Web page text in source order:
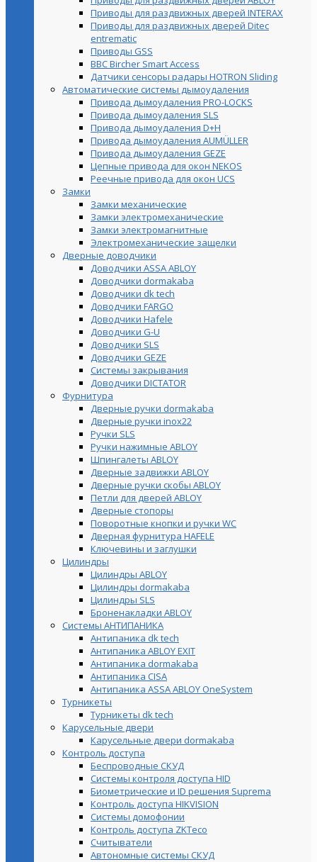
Приводы для раздвижных дверей INTERAX
Приводы для раздвижных дверей Ditec
entrematic
Приводы GSS
BBC Bircher Smart Access
Датчики сенсоры радары HOTRON Sliding
Автоматические системы дымоудаления
Привода дымоудаления PRO-LOCKS
Привода дымоудаления SLS
Привода дымоудаления D+H
Привода дымоудаления AUMÜLLER
Привода дымоудаления GEZE
Цепные привода для окон NEKOS
Реечные привода для окон UСS
Замки
Замки механические
Замки электромеханические
Замки электромагнитные
Электромеханические защелки
Дверные доводчики
Доводчики ASSA ABLOY
Доводчики dormakaba
Доводчики dk tech
Доводчики FARGO
Доводчики Hafele
Доводчики G-U
Доводчики SLS
Доводчики GEZE
Cистемы закрывания
Доводчики DICTATOR
Фурнитура
Дверные ручки dormakaba
Дверные ручки inox22
Ручки SLS
Ручки нажимные ABLOY
Шпингалеты ABLOY
Дверные задвижки ABLOY
Дверные ручки скобы ABLOY
Петли для дверей ABLOY
Дверные стопоры
Поворотные кнопки и ручки WC
Дверная фурнитура HAFELE
Ключевины и заглушки
Цилиндры
Цилиндры ABLOY
Цилиндры dormakaba
Цилиндры SLS
Броненакладки ABLOY
Системы АНТИПАНИКА
Антипаника dk tech
Антипаника ABLOY EXIT
Антипаника dormakaba
Антипаника СISA
Антипаника ASSA ABLOY OneSystem
Турникеты
Турникеты dk tech
Карусельные двери
Карусельные двери dormakaba
Контроль доступа
Беспроводные СКУД
Системы контроля доступа HID
Биометрические и ID решения Suprema
Контроль доступа HIKVISION
Системы домофонии
Контроль доступа ZKTeco
Считыватели
Автономные системы СКУД